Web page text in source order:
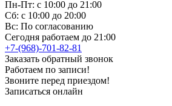
Пн-Пт: с 10:00 до 21:00
Сб: с 10:00 до 20:00
Вс: По согласованию
Сегодня работаем до 21:00
+7-(968)-701-82-81
Заказать обратный звонок
Работаем по записи!
Звоните перед приездом!
Записаться онлайн